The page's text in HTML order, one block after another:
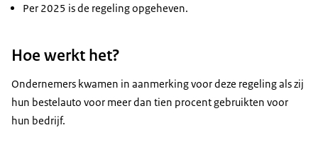
Per 2025 is de regeling opgeheven.
Hoe werkt het?
Ondernemers kwamen in aanmerking voor deze regeling als zij
hun bestelauto voor meer dan tien procent gebruikten voor
hun bedrijf.